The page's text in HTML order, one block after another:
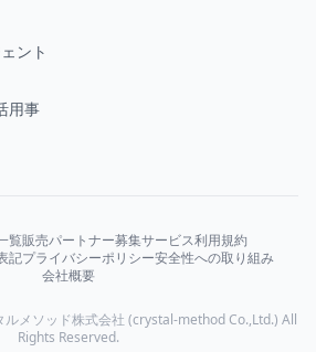
ント
用事
覧販売パートナー募集サービス利用規約
記プライバシーポリシー安全性への取り組み
会社概要
メソッド株式会社 (crystal-method Co.,Ltd.) All
Rights Reserved.